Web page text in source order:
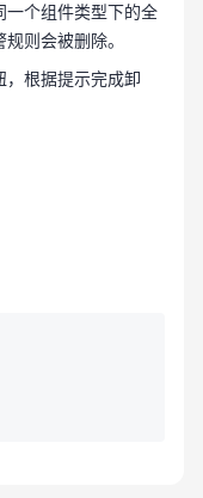
一个组件类型下的全
则会被删除。
，根据提示完成卸